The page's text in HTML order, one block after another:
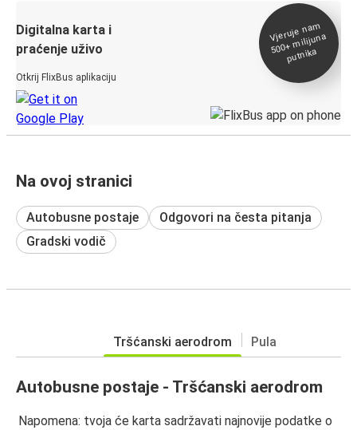
Digitalna karta i
praćenje uživo
Otkrij FlixBus aplikaciju
Vjeruje na
m
500+
milijuna
putnika
Na ovoj stranici
Autobusne postaje
Odgovori na česta pitanja
Gradski vodič
Tršćanski aerodrom Pula
Autobusne postaje - Tršćanski aerodrom
Napomena: tvoja će karta sadržavati najnovije podatke o